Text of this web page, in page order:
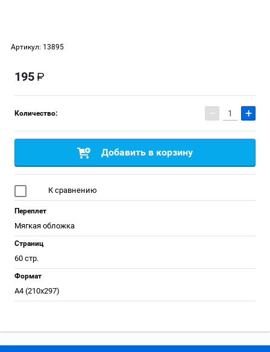
Артикул: 13895
195
Количество: − +
Добавить в корзину
К сравнению
Переплет
Мягкая обложка
Страниц
60 стр.
Формат
А4 (210x297)